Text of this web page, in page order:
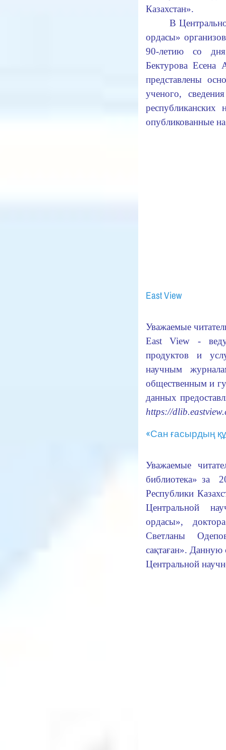
Казахстан».
В
ордасы»
90-летию со
Бектурова Есена
представлены
ученого,
республиканских
опубликованные
East View
Уважаемые
East View -
продуктов и
научным
общественным и
данных
https://
«Сан ғасырдың
Уважаемые
библиотека» за
Республики
Центральной
ордасы»,
Светланы
сақтаған».
Центральной